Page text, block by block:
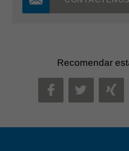
Recomendar
FACEBOOK
TWITTER